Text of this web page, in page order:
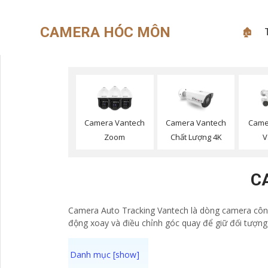
CAMERA HÓC MÔN 🏚
Camera Vantech
Zoom
Camera Vantech
Chất Lượng 4K
Camera Auto Tracking Vantech là dòng camera
động xoay và điều chỉnh góc quay để giữ đối